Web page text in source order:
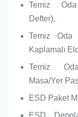
Temiz Oda
Defter),
Temiz Oda
Kaplamalı
Temiz
Masa/Yer
ESD Paket